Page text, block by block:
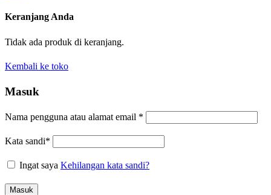
Keranjang Anda
Tidak ada produk di keranjang.
Kembali ke toko
Masuk
Nama pengguna atau alamat email *
Kata sandi*
Ingat saya Kehilangan kata sandi?
Masuk